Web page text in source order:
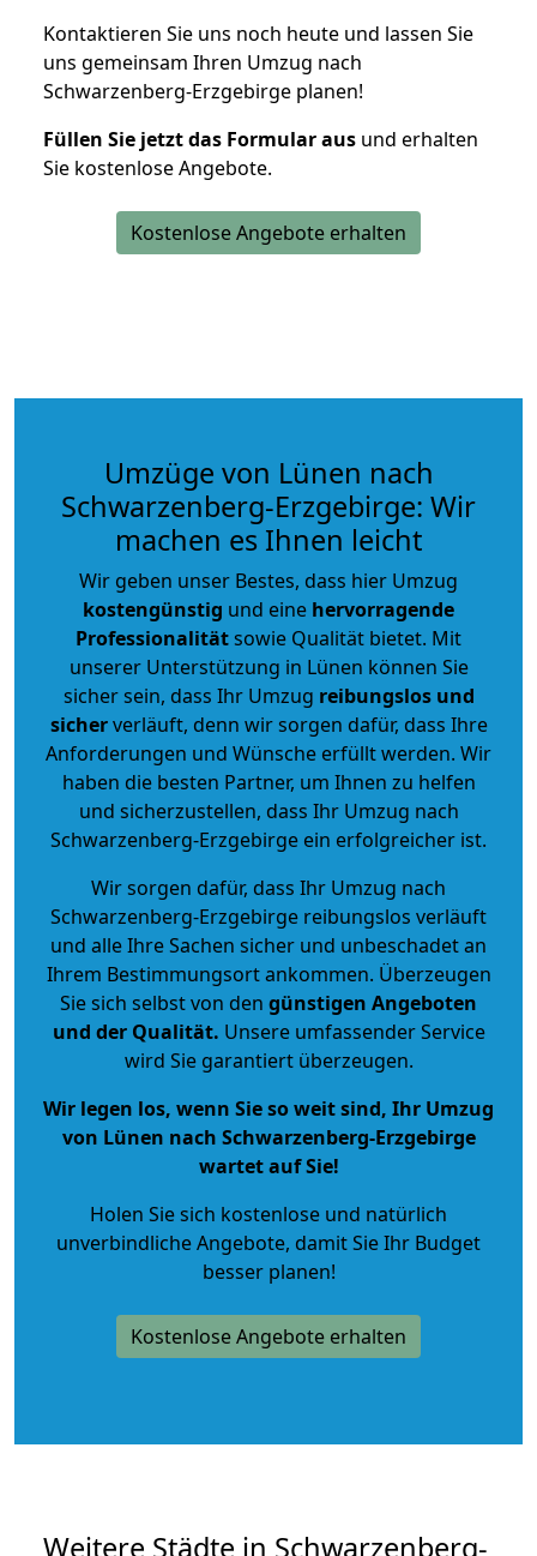
Kontaktieren Sie uns noch heute und lassen Sie
uns gemeinsam Ihren Umzug nach
Schwarzenberg-Erzgebirge planen!
Füllen Sie jetzt das Formular aus und erhalten
Sie kostenlose Angebote.
Kostenlose Angebote erhalten
Umzüge von Lünen nach
Schwarzenberg-Erzgebirge: Wir
machen es Ihnen leicht
Wir geben unser Bestes, dass hier Umzug
kostengünstig und eine hervorragende
Professionalitätsowie Qualität bietet. Mit
unserer Unterstützung in Lünen können Sie
sicher sein, dass Ihr Umzug reibungslos und
sicherverläuft, denn wir sorgen dafür, dass Ihre
Anforderungen und Wünsche erfüllt werden. Wir
haben die besten Partner, um Ihnen zu helfen
und sicherzustellen, dass Ihr Umzug nach
Schwarzenberg-Erzgebirge ein erfolgreicher ist.
Wir sorgen dafür, dass Ihr Umzug nach
Schwarzenberg-Erzgebirge reibungslos verläuft
und alle Ihre Sachen sicher und unbeschadet an
Ihrem Bestimmungsort ankommen. Überzeugen
Sie sich selbst von den günstigen Angeboten
und der Qualität. Unsere umfassender Service
wird Sie garantiert überzeugen.
Wir legen los, wenn Sie so weit sind, Ihr Umzug
von Lünen nach Schwarzenberg-Erzgebirge
wartet auf Sie!
Holen Sie sich kostenlose und natürlich
unverbindliche Angebote, damit Sie Ihr Budget
besser planen!
Kostenlose Angebote erhalten
Weitere Städte in Schwarzenberg-